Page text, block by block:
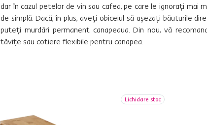
dar în cazul petelor de vin sau cafea, pe care le ignorați mai
de simplă. Dacă, în plus, aveți obiceiul să așezați băuturile
puteți murdări permanent canapeaua. Din nou, vă
tăvițe sau cotiere flexibile pentru canapea.
Lichidare stoc